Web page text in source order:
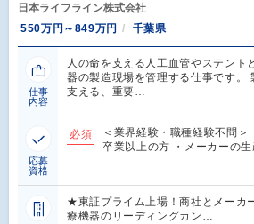
日本ライフライン株式会社
550万円～849万円
千葉県
仕事
内容
人の命を支える人工血管やステント
器の製造現場を管理する仕事です。
支える、重要…
応募
資格
必須
＜業界経験・職種経験不問
卒業以上の方 ・メーカーの
★東証プライム上場！商社とメーカ
療機器のリーディングカン…